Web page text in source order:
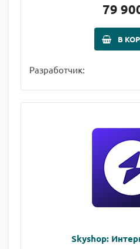
79
В
Разработчик:
Skyshop: